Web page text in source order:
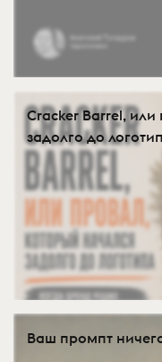
Cracker Barrel, или
задолго до
Ваш промпт